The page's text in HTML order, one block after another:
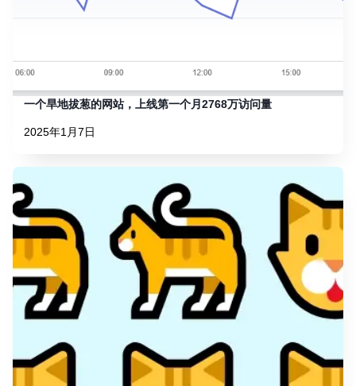
一个旱地拔葱的网站，上线第一个月2768万访问量
2025年1月7日